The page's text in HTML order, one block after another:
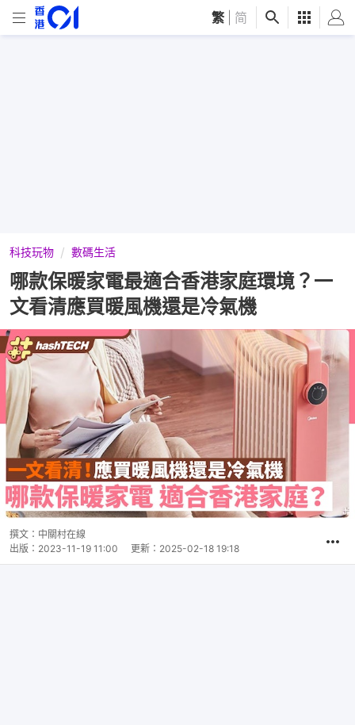
繁 简
科技玩物 數碼生活
哪款保暖家電最適合香港家庭環境？一
文看清應買暖風機還是冷氣機
撰文： 中關村在線
出版： 2023-11-19 11:00 更新： 2025-02-18 19:18